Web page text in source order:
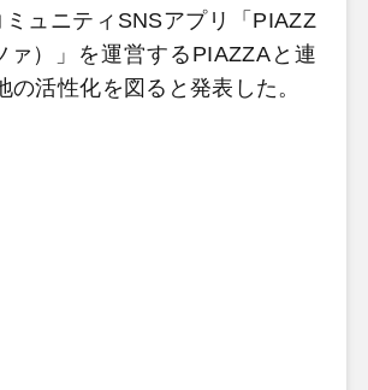
ュニティSNSアプリ「PIAZZ
ァ）」を運営するPIAZZAと連
の活性化を図ると発表した。